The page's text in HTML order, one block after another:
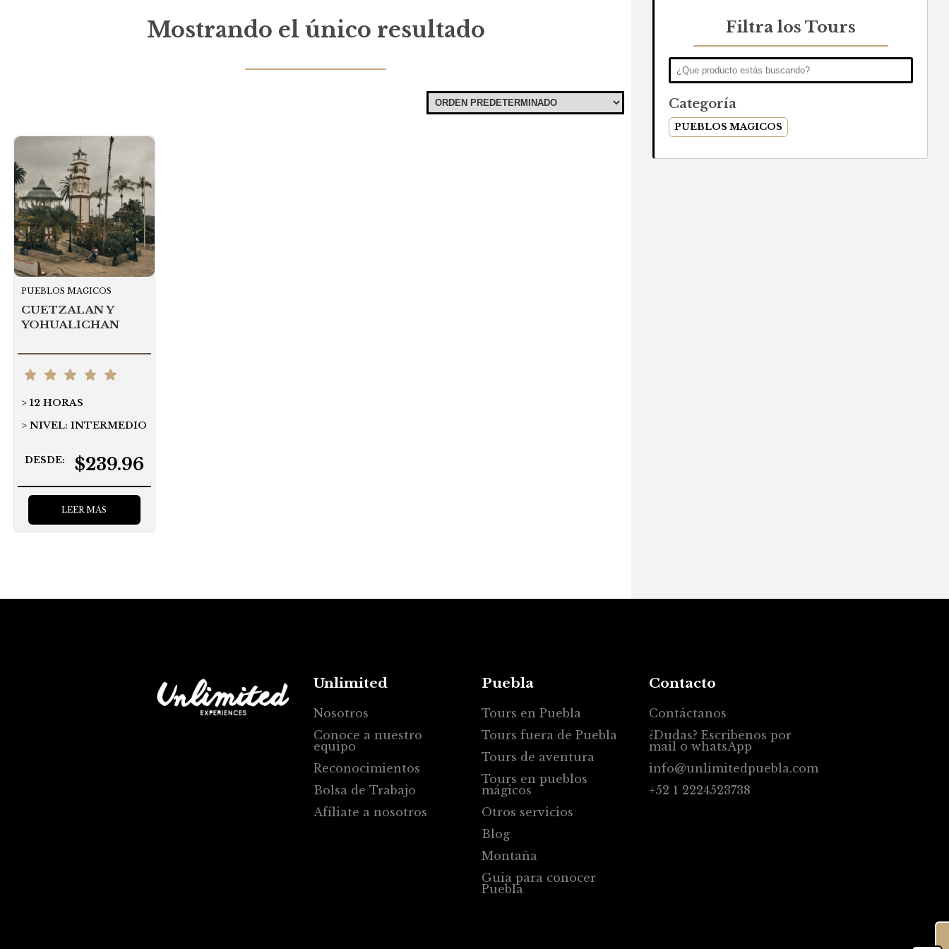
Mostrando el único resultado
PUEBLOS MAGICOS
CUETZALAN Y
YOHUALICHAN
12 HORAS
NIVEL: INTERMEDIO
DESDE: $239.96
LEER MÁS
Filtra los Tours
Categoría
PUEBLOS MAGICOS
Unlimited
Nosotros
Conoce a nuestro
equipo
Reconocimientos
Bolsa de Trabajo
Afíliate a nosotros
Puebla
Tours en Puebla
Tours fuera de Puebla
Tours de aventura
Tours en pueblos
mágicos
Otros servicios
Blog
Montaña
Guia para conocer
Puebla
Contacto
Contáctanos
¿Dudas? Escribenos por
mail o whatsApp
info@unlimitedpuebla.com
+52 1 2224523738